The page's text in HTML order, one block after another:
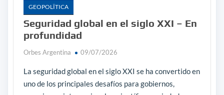
GEOPOLÎTICA
Seguridad global en el siglo XXI – En
profundidad
Orbes Argentina 09/07/2026
La seguridad global en el siglo XXI se ha convertido en
uno de los principales desafíos para gobiernos,